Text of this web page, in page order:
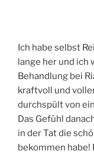
Ich habe selbst
lange her und ich
Behandlung bei
kraftvoll und
durchspült von
Das Gefühl
in der Tat die
bekommen habe!